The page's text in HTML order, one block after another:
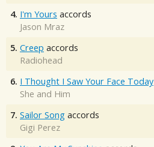
4. I'm Yours accords
Jason Mraz
5. Creep accords
Radiohead
6. I Thought I Saw Your Face Today
She and Him
7. Sailor Song accords
Gigi Perez